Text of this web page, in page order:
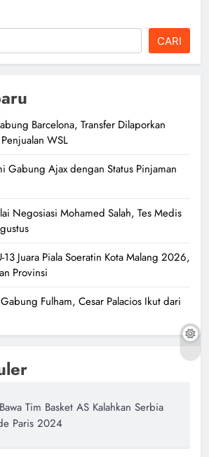
CARI
Barcelona, Transfer Dilaporkan
WSL
Gabung Ajax dengan Status Pinjaman
Negosiasi Mohamed Salah, Tes Medis
Juara Piala Soeratin Kota Malang 2026,
Provinsi
Fulham, Cesar Palacios Ikut dari
Tim Basket AS Kalahkan Serbia
Paris 2024